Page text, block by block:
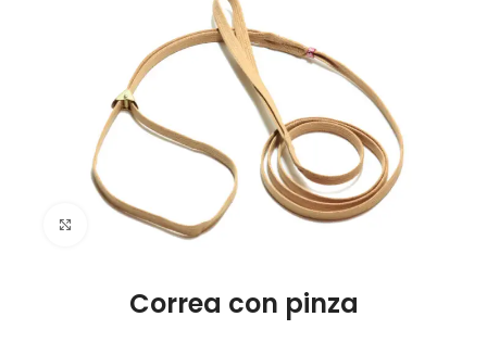
Click to enlarge
Correa con pinza